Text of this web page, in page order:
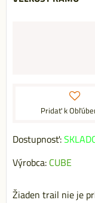
Pridať k
Dostupnosť:
Výrobca: CUBE
Žiaden trail nie je